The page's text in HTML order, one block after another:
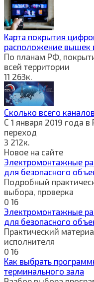
Карта покрытия
расположение вышек
По планам РФ,
всей территории
11 263к.
Сколько всего
С 1 января 2019 года
переход
3 212к.
Новое на сайте
Электромонтажные
для безопасного
Подробный
выбора, проверка
0 16
Электромонтажные
для безопасного
Практический
исполнителя
0 16
Как выбрать
терминального зала